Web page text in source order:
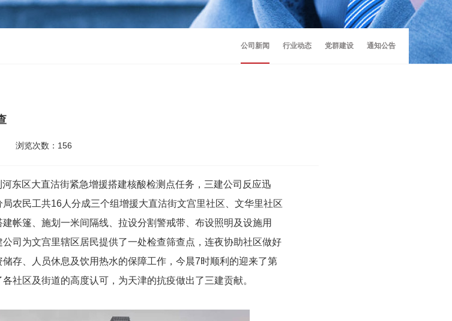
公司新闻 行业动态 党群建设 通知公告
浏览次数： 156
东区大直沽街紧急增援搭建核酸检测点任务，三建公司反应迅
农民工共16人分成三个组增援大直沽街文宫里社区、文华里社区
帐篷、施划一米间隔线、拉设分割警戒带、布设照明及设施用
司为文宫里辖区居民提供了一处检查筛查点，连夜协助社区做好
存、人员休息及饮用热水的保障工作，今晨7时顺利的迎来了第
社区及街道的高度认可，为天津的抗疫做出了三建贡献。